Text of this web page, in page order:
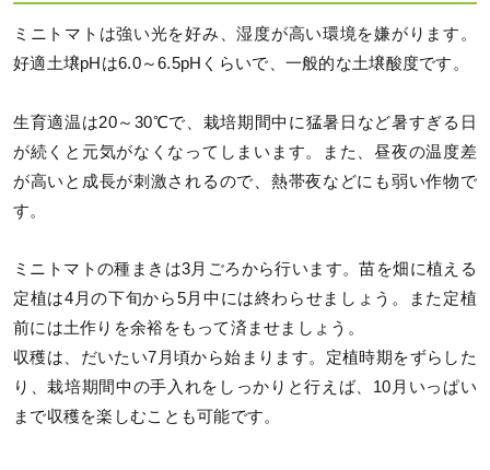
ミニトマトは強い光を好み、湿度が高い環境を嫌がります。
好適土壌pHは6.0～6.5pHくらいで、一般的な土壌酸度です。
生育適温は20～30℃で、栽培期間中に猛暑日など暑すぎる日
が続くと元気がなくなってしまいます。また、昼夜の温度差
が高いと成長が刺激されるので、熱帯夜などにも弱い作物で
す。
ミニトマトの種まきは3月ごろから行います。苗を畑に植える
定植は4月の下旬から5月中には終わらせましょう。また定植
前には土作りを余裕をもって済ませましょう。
収穫は、だいたい7月頃から始まります。定植時期をずらした
り、栽培期間中の手入れをしっかりと行えば、10月いっぱい
まで収穫を楽しむことも可能です。